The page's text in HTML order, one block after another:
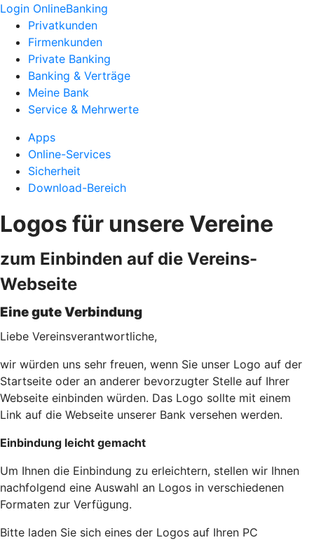
Login OnlineBanking
Privatkunden
Firmenkunden
Private Banking
Banking & Verträge
Meine Bank
Service & Mehrwerte
Apps
Online-Services
Sicherheit
Download-Bereich
Logos für unsere Vereine
zum Einbinden auf die Vereins-
Webseite
Eine gute Verbindung
Liebe Vereinsverantwortliche,
wir würden uns sehr freuen, wenn Sie unser Logo auf der
Startseite oder an anderer bevorzugter Stelle auf Ihrer
Webseite einbinden würden. Das Logo sollte mit einem
Link auf die Webseite unserer Bank versehen werden.
Einbindung leicht gemacht
Um Ihnen die Einbindung zu erleichtern, stellen wir Ihnen
nachfolgend eine Auswahl an Logos in verschiedenen
Formaten zur Verfügung.
Bitte laden Sie sich eines der Logos auf Ihren PC